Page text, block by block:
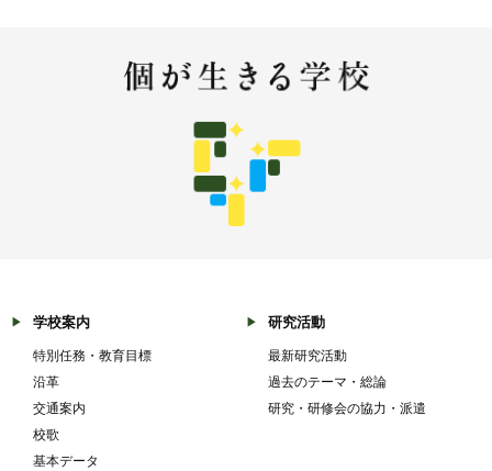
学校案内
特別任務・教育目標
沿革
交通案内
校歌
基本データ
研究活動
最新研究活動
過去のテーマ・総論
研究・研修会の協力・派遣